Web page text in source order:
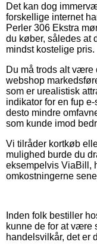
Det kan dog
forskellige internet
Perler 306 Ekstra
du køber, således at
mindst kostelige pris.
Du må trods alt være
webshop
som er urealistisk
indikator for en fup
desto mindre
som kunde imod
Vi tilråder kortkøb
mulighed burde du
eksempelvis ViaBill,
omkostningerne
Inden folk bestiller
kunne de for at være
handelsvilkår, det er